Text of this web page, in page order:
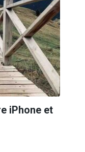
iPhone et